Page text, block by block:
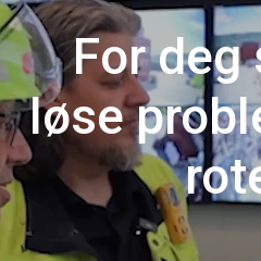
For deg
løse